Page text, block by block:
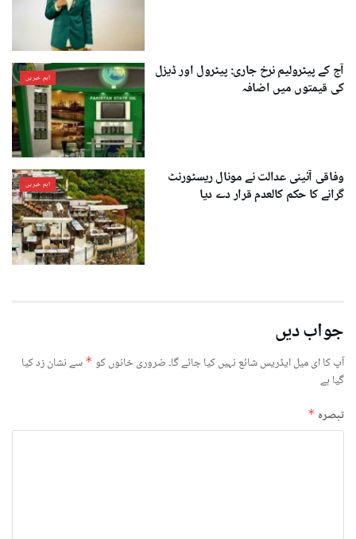
اہم خبریں
آج کے پیٹرولیم نرخ جاری: پیٹرول اور ڈیزل
کی قیمتوں میں اضافہ
اہم خبریں
وفاقی آئینی عدالت نے مونال ریسٹورنٹ
گرانے کا حکم کالعدم قرار دے دیا
جواب دیں
آپ کا ای میل ایڈریس شائع نہیں کیا جائے گا۔ضروری خانوں کو * سے نشان زد کیا
گیا ہے
تبصرہ *